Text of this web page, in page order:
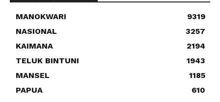
MANOKWARI
9319
NASIONAL
3257
KAIMANA
2194
TELUK BINTUNI
1943
MANSEL
1185
PAPUA
610